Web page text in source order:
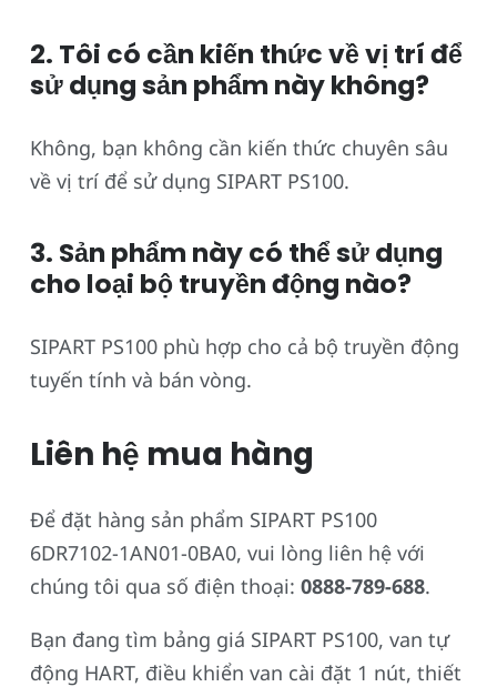
2. Tôi có cần kiến thức về vị trí để
sử dụng sản phẩm này không?
Không, bạn không cần kiến thức chuyên sâu
về vị trí để sử dụng SIPART PS100.
3. Sản phẩm này có thể sử dụng
cho loại bộ truyền động nào?
SIPART PS100 phù hợp cho cả bộ truyền động
tuyến tính và bán vòng.
Liên hệ mua hàng
Để đặt hàng sản phẩm SIPART PS100
6DR7102-1AN01-0BA0, vui lòng liên hệ với
chúng tôi qua số điện thoại: 0888-789-688.
Bạn đang tìm bảng giá SIPART PS100, van tự
động HART, điều khiển van cài đặt 1 nút, thiết